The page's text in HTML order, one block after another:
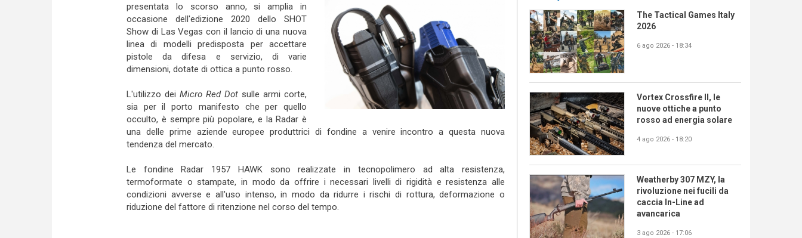
presentata lo scorso anno, si amplia in
occasione dell'edizione 2020 dello SHOT
Show di Las Vegas con il lancio di una nuova
linea di modelli predisposta per accettare
pistole da difesa e servizio, di varie
dimensioni, dotate di ottica a punto rosso.
L'utilizzo dei Micro Red Dot sulle armi corte,
sia per il porto manifesto che per quello
occulto, è sempre più popolare, e la Radar è
una delle prime aziende europee produttrici di fondine a venire incontro a questa nuova
tendenza del mercato.
Le fondine Radar 1957 HAWK sono realizzate in tecnopolimero ad alta resistenza,
termoformate o stampate, in modo da offrire i necessari livelli di rigidità e resistenza alle
condizioni avverse e all'uso intenso, in modo da ridurre i rischi di rottura, deformazione o
riduzione del fattore di ritenzione nel corso del tempo.
The Tactical Games Italy
2026
6 ago 2026 - 18:34
Vortex Crossfire II, le
nuove ottiche a punto
rosso ad energia solare
4 ago 2026 - 18:20
Weatherby 307 MZY, la
rivoluzione nei fucili da
caccia In-Line ad
avancarica
3 ago 2026 - 17:06